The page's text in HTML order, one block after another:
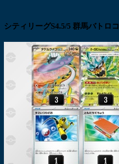
シティリーグS4.5/5 群馬バトロコ